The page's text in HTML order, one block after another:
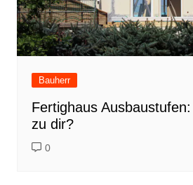
Bauherr
Fertighaus
zu dir?
0